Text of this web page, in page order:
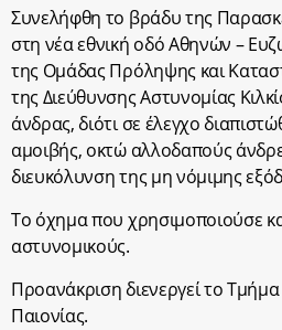
Συνελήφθη το βράδυ της
στη νέα εθνική οδό Αθηνών –
της Ομάδας Πρόληψης και
της Διεύθυνσης Αστυνομίας
άνδρας, διότι σε έλεγχο
αμοιβής, οκτώ αλλοδαπούς
διευκόλυνση της μη νόμιμης
Το όχημα που χρησιμοποιούσε
αστυνομικούς.
Προανάκριση διενεργεί το
Παιονίας.